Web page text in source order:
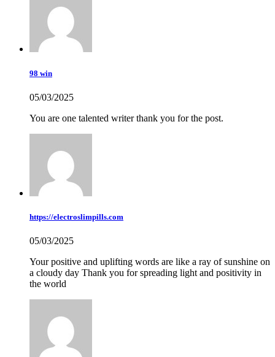
98 win
05/03/2025
You are one talented writer thank you for the post.
https://electroslimpills.com
05/03/2025
Your positive and uplifting words are like a ray of sunshine on
a cloudy day Thank you for spreading light and positivity in
the world